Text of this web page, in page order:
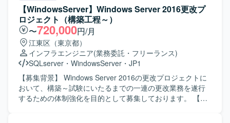
【WindowsServer】Windows Server 2016更改プ
ロジェクト（構築工程～）
〜720,000円/月
江東区（東京都）
インフラエンジニア(業務委託・フリーランス)
SQLserver ・ WindowsServer ・ JP1
【募集背景】 Windows Server 2016の更改プロジェクトに
おいて、構築～試験にいたるまでの一連の更改業務を遂行
するための体制強化を目的として募集しております。 【作